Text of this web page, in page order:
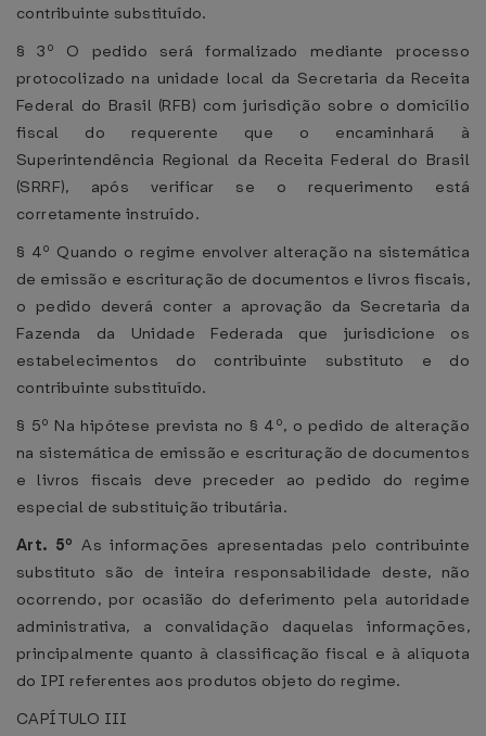
contribuinte substituído.
§ 3º O pedido será formalizado mediante processo
protocolizado na unidade local da Secretaria da Receita
Federal do Brasil (RFB) com jurisdição sobre o domicílio
fiscal do requerente que o encaminhará à
Superintendência Regional da Receita Federal do Brasil
(SRRF), após verificar se o requerimento está
corretamente instruído.
§ 4º Quando o regime envolver alteração na sistemática
de emissão e escrituração de documentos e livros fiscais,
o pedido deverá conter a aprovação da Secretaria da
Fazenda da Unidade Federada que jurisdicione os
estabelecimentos do contribuinte substituto e do
contribuinte substituído.
§ 5º Na hipótese prevista no § 4º, o pedido de alteração
na sistemática de emissão e escrituração de documentos
e livros fiscais deve preceder ao pedido do regime
especial de substituição tributária.
Art. 5ºAs informações apresentadas pelo contribuinte
substituto são de inteira responsabilidade deste, não
ocorrendo, por ocasião do deferimento pela autoridade
administrativa, a convalidação daquelas informações,
principalmente quanto à classificação fiscal e à alíquota
do IPI referentes aos produtos objeto do regime.
CAPÍTULO III